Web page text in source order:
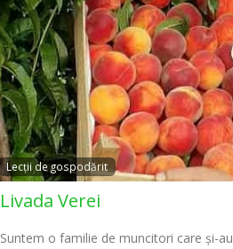
Lecții de gospodărit
Livada Verei
Suntem o familie de muncitori care și-